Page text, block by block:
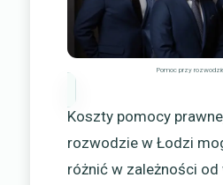
Pomoc przy
Koszty pomocy
rozwodzie w Łodzi
różnić w zależności od